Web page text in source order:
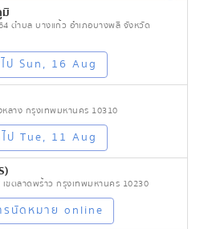
ตำบล บางแก้ว อำเภอบางพลี จังหวัด
ป Sun, 16 Aug
ลาง กรุงเทพมหานคร 10310
ป Tue, 11 Aug
ขตลาดพร้าว กรุงเทพมหานคร 10230
รนัดหมาย online